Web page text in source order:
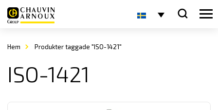
Hem Produkter taggade "ISO-1421"
ISO-1421